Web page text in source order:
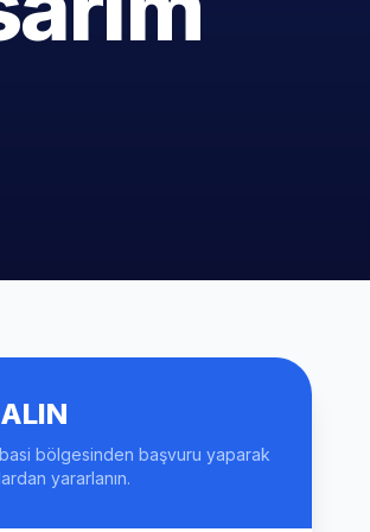
bölgesinden başvuru yaparak
yararlanın.